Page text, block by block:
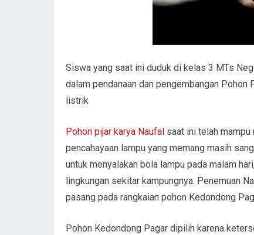
Siswa yang saat ini duduk di kelas 3 MTs
dalam pendanaan dan pengembangan
listrik
Pohon pijar karya Naufal saat ini telah mampu
pencahayaan lampu yang memang masih
untuk menyalakan bola lampu pada malam
lingkungan sekitar kampungnya. Penemuan
pasang pada rangkaian pohon Kedondong
Pohon Kedondong Pagar dipilih karena